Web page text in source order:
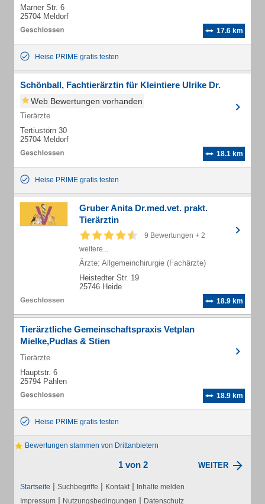
Marner Str. 6
25704 Meldorf
17.6 km
Heise PRIME gratis testen
Schönball, Fachtierärztin für Kleintiere Ulrike Dr.
Web Bewertungen vorhanden
Tierärzte
Tertiustörn 30
25704 Meldorf
18.1 km
Heise PRIME gratis testen
Gruber Anita Dr.med.vet. prakt.
Tierärztin
9 Bewertungen + 2
weitere...
Ärzte: Allgemeinchirurgie (Fachärzte)
Heistedter Str. 19
25746 Heide
18.9 km
Tierärztliche Gemeinschaftspraxis Vetplan
Mielke,Pudlas & Stien
Tierärzte
Hauptstr. 6
25794 Pahlen
18.9 km
Heise PRIME gratis testen
Bewertungen stammen von Drittanbietern
1 von 2 WEITER
Startseite | Suchbegriffe | Kontakt | Inhalte melden
Impressum | Nutzungsbedingungen | Datenschutz